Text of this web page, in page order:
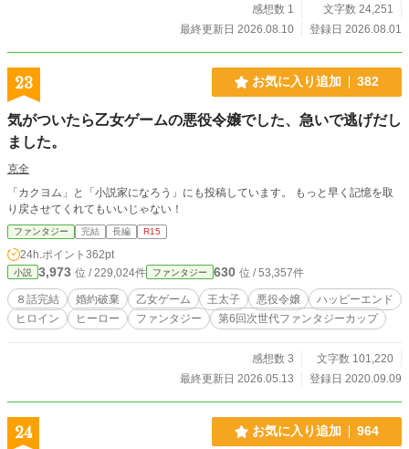
感想数 1
文字数 24,251
最終更新日 2026.08.10
登録日 2026.08.01
23 お気に入り追加 382
気がついたら乙女ゲームの悪役令嬢でした、急いで逃げだし
ました。
克全
「カクヨム」と「小説家になろう」にも投稿しています。 もっと早く記憶を取
り戻させてくれてもいいじゃない！
ファンタジー 完結 長編 R15
24h.ポイント 362pt
小説 3,973 位 / 229,024件 ファンタジー 630 位 / 53,357件
８話完結 婚約破棄 乙女ゲーム 王太子 悪役令嬢
ハッピーエンド
ヒロイン
ヒーロー ファンタジー 第6回次世代ファンタジーカップ
感想数 3
文字数 101,220
最終更新日 2026.05.13
登録日 2020.09.09
24 お気に入り追加 964